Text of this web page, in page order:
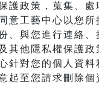
護政策，蒐集、處
意工藝中心以您所
、與您進行連絡、
其他隱私權保護政
針對您的個人資料
起至您請求刪除個